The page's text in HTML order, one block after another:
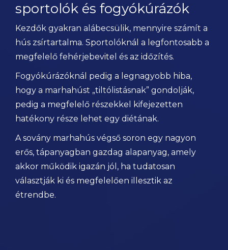
sportolók és fogyókúrázók
Kezdők gyakran alábecsülik, mennyire számít a
hús zsírtartalma. Sportolóknál a legfontosabb a
megfelelő fehérjebevitel és az időzítés.
Fogyókúrázóknál pedig a legnagyobb hiba,
hogy a marhahúst „tiltólistásnak” gondolják,
pedig a megfelelő részekkel kifejezetten
hatékony része lehet egy diétának.
A sovány marhahús végső soron egy nagyon
erős, tápanyagban gazdag alapanyag, amely
akkor működik igazán jól, ha tudatosan
választják ki és megfelelően illesztik az
étrendbe.